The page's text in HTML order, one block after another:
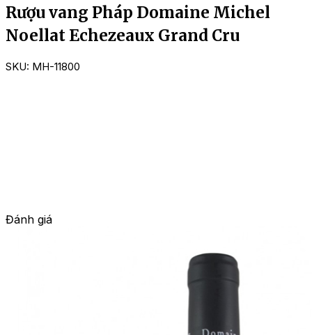
Rượu vang Pháp Domaine Michel
Noellat Echezeaux Grand Cru
SKU: MH-11800
Đánh giá